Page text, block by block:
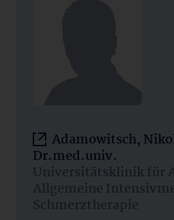
Adamowitsch,
Dr.med.univ.
Universitätsklinik für
Allgemeine
Schmerztherapie